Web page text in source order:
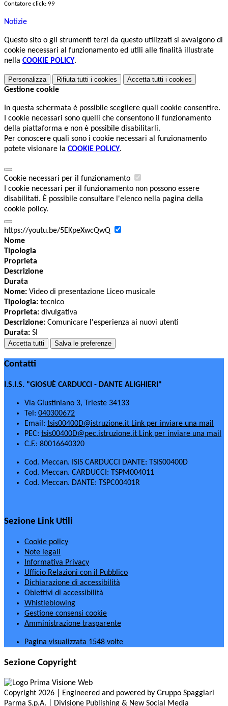
Contatore click: 99
Notizie
Questo sito o gli strumenti terzi da questo utilizzati si avvalgono di
cookie necessari al funzionamento ed utili alle finalità illustrate
nella COOKIE POLICY.
Personalizza Rifiuta tutti i cookies Accetta tutti i cookies
Gestione cookie
In questa schermata è possibile scegliere quali cookie consentire.
I cookie necessari sono quelli che consentono il funzionamento
della piattaforma e non è possibile disabilitarli.
Per conoscere quali sono i cookie necessari al funzionamento
potete visionare la COOKIE POLICY.
Cookie necessari per il funzionamento
I cookie necessari per il funzionamento non possono essere
disabilitati. È possibile consultare l'elenco nella pagina della
cookie policy.
https://youtu.be/5EKpeXwcQwQ
Nome
Tipologia
Proprieta
Descrizione
Durata
Nome: Video di presentazione Liceo musicale
Tipologia: tecnico
Proprieta: divulgativa
Descrizione: Comunicare l'esperienza ai nuovi utenti
Durata: SI
Accetta tutti Salva le preferenze
Contatti
I.S.I.S. "GIOSUÈ CARDUCCI - DANTE ALIGHIERI"
Via Giustiniano 3, Trieste 34133
Tel: 040300672
Email: tsis00400D@istruzione.it Link per inviare una mail
PEC: tsis00400D@pec.istruzione.it Link per inviare una mail
C.F.: 80016640320
Cod. Meccan. ISIS CARDUCCI DANTE: TSIS00400D
Cod. Meccan. CARDUCCI: TSPM004011
Cod. Meccan. DANTE: TSPC00401R
Sezione Link Utili
Cookie policy
Note legali
Informativa Privacy
Ufficio Relazioni con il Pubblico
Dichiarazione di accessibilità
Obiettivi di accessibilità
Whistleblowing
Gestione consensi cookie
Amministrazione trasparente
Pagina visualizzata 1548 volte
Sezione Copyright
Copyright 2026 | Engineered and powered by Gruppo Spaggiari
Parma S.p.A. | Divisione Publishing & New Social Media